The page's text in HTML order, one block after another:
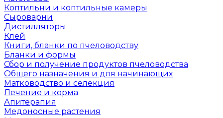
Коптильни и коптильные камеры
Сыроварни
Дистилляторы
Клей
Книги, бланки по пчеловодству
Бланки и формы
Сбор и получение продуктов пчеловодства
Общего назначения и для начинающих
Матководство и селекция
Лечение и корма
Апитерапия
Медоносные растения